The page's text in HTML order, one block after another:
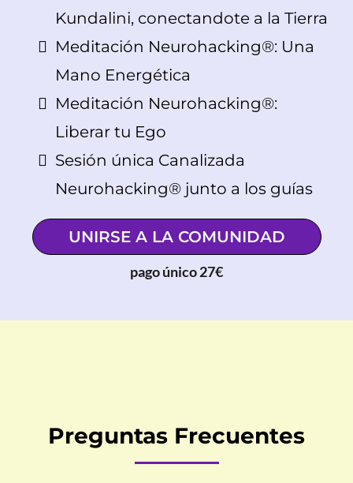
Kundalini, conectandote a la Tierra
Meditación Neurohacking®: Una
Mano Energética
Meditación Neurohacking®:
Liberar tu Ego
Sesión única Canalizada
Neurohacking® junto a los guías
UNIRSE A LA COMUNIDAD
pago único 27€
Preguntas Frecuentes